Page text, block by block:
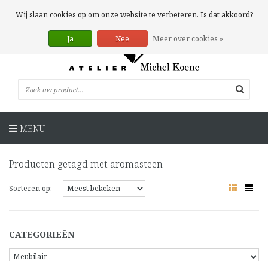
0 Artikelen
MENU
Producten getagd met aromasteen
Sorteren op:
CATEGORIEËN
Wij slaan cookies op om onze website te verbeteren. Is dat akkoord?
Ja Nee Meer over cookies »